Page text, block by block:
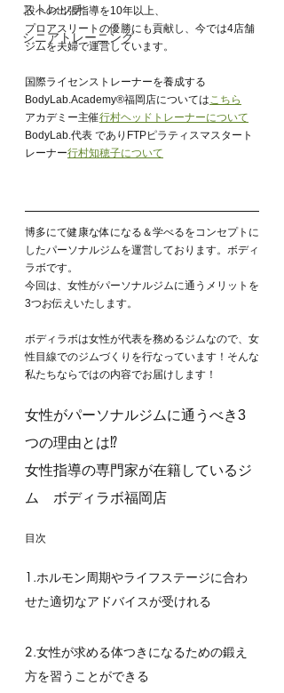
ストレッチ
シニアトレーニング
設への出張指導を10年以上、
プロアスリートの優勝にも貢献し、今では4店舗
ジムを夫婦で運営しています。
国際ライセンストレーナーを養成する
BodyLab.Academy®︎福岡店についてはこちら
アカデミー主催行村ヘッドトレーナーについて
BodyLab.代表 でありFTPピラティスマスタート
レーナー行村知穂子について
博多にて健康な体になる＆学べるをコンセプトに
したパーソナルジムを運営しております。ボディ
ラボです。
今回は、女性がパーソナルジムに通うメリットを
3つお伝えいたします。
ボディラボは女性が代表を務めるジムなので、女
性目線でのジムづくりを行なっています！そんな
私たちならではの内容でお届けします！
女性がパーソナルジムに通うべき3
つの理由とは⁉︎
女性指導の専門家が在籍しているジ
ム　ボディラボ福岡店
目次
1.ホルモン周期やライフステージに合わ
せた適切なアドバイスが受けれる
2.女性が求める体つきになるための鍛え
方を習うことができる